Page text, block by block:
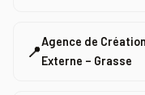
📍
Agence de
Externe – Grasse